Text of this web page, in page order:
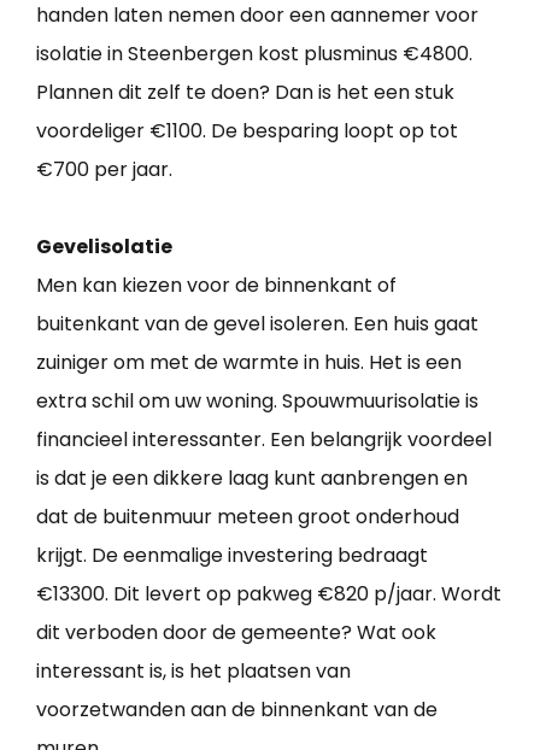
handen laten nemen door een aannemer voor
isolatie in Steenbergen kost plusminus €4800.
Plannen dit zelf te doen? Dan is het een stuk
voordeliger €1100. De besparing loopt op tot
€700 per jaar.
Gevelisolatie
Men kan kiezen voor de binnenkant of
buitenkant van de gevel isoleren. Een huis gaat
zuiniger om met de warmte in huis. Het is een
extra schil om uw woning. Spouwmuurisolatie is
financieel interessanter. Een belangrijk voordeel
is dat je een dikkere laag kunt aanbrengen en
dat de buitenmuur meteen groot onderhoud
krijgt. De eenmalige investering bedraagt
€13300. Dit levert op pakweg €820 p/jaar. Wordt
dit verboden door de gemeente? Wat ook
interessant is, is het plaatsen van
voorzetwanden aan de binnenkant van de